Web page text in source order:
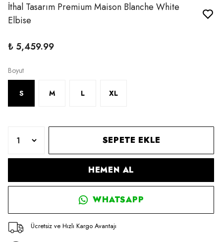
İthal Tasarım Premium Maison Blanche White
Elbise
₺ 5,459.99
Boyut
S M L XL
SEPETE EKLE
HEMEN AL
WHATSAPP
Ücretsiz ve Hızlı Kargo Avantajı